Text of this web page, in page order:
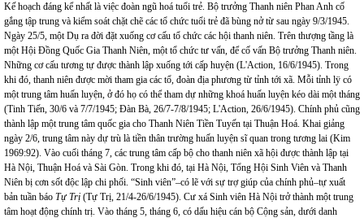
Kế hoạch đáng kể nhất là việc đoàn ngũ hoá tuổi trẻ. Bộ trưởng Thanh niên Phan Anh cố
gắng tập trung và kiểm soát chặt chẽ các tổ chức tuổi trẻ đã bùng nở từ sau ngày 9/3/1945.
Ngày 25/5, một Dụ ra đời đặt xuống cơ cấu tổ chức các hội thanh niên. Trên thượng tầng là
một Hội Đồng Quốc Gia Thanh Niên, một tổ chức tư vấn, để cố vấn Bộ trưởng Thanh niên.
Những cơ cấu tương tự được thành lập xuống tới cấp huyện (L'Action, 16/6/1945). Trong
khi đó, thanh niên được mời tham gia các tổ, đoàn địa phương từ tỉnh tới xã. Mỗi tỉnh lÿ có
một trung tâm huấn luyện, ở đó họ có thể tham dự những khoá huấn luyện kéo dài một tháng
(Tinh Tiến, 30/6 và 7/7/1945; Đàn Bà, 26/7-7/8/1945; L'Action, 26/6/1945). Chính phủ cũng
thành lập một trung tâm quốc gia cho Thanh Niên Tiền Tuyến tại Thuận Hoá. Khai giảng
ngày 2/6, trung tâm này dự trù là tiền thân trường huấn luyện sĩ quan trong tương lai (Kim
1969:92). Vào cuối tháng 7, các trung tâm cấp bộ cho thanh niên xã hội được thành lập tại
Hà Nội, Thuận Hoá và Sài Gòn. Trong khi đó, tại Hà Nội, Tổng Hội Sinh Viên và Thanh
Niên bị cơn sốt độc lập chi phối. “Sinh viên”–có lẽ với sự trợ giúp của chính phủ–tự xuất
bản tuần báo Tự Trị (Tự Trị, 21/4-26/6/1945). Cư xá Sinh viên Hà Nội trở thành một trung
tâm hoạt động chính trị. Vào tháng 5, tháng 6, có dấu hiệu cán bộ Cộng sản, dưới danh